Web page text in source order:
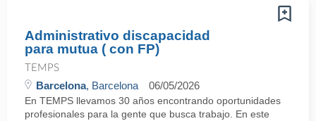
Administrativo discapacidad
para mutua ( con FP)
TEMPS
Barcelona, Barcelona 06/05/2026
En TEMPS llevamos 30 años encontrando oportunidades
profesionales para la gente que busca trabajo. En este